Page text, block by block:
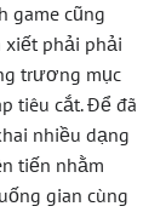
game cũng
phải phải
trương mục
tiêu cắt. Để đã
nhiều dạng
tiến nhằm
gian cùng